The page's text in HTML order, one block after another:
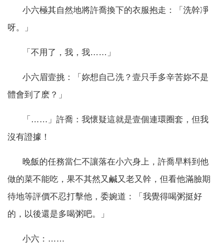
小六極其自然地將許喬換下的衣服抱走：「洗幹凈
呀。」
「不用了，我，我……」
小六眉壹挑：「妳想自己洗？壹只手多辛苦妳不是
體會到了麽？」
「……」許喬：我懷疑這就是壹個連環圈套，但我
沒有證據！
晚飯的任務當仁不讓落在小六身上，許喬早料到他
做的菜不能吃，果不其然又鹹又老又幹，但看他滿臉期
待地等評價不忍打擊他，委婉道：「我覺得喝粥挺好
的，以後還是多喝粥吧。」
小六：……